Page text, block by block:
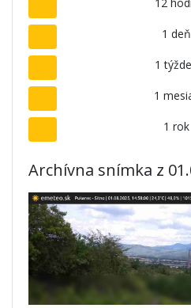
1 deň
1
1
1 rok
Archívna snímka z